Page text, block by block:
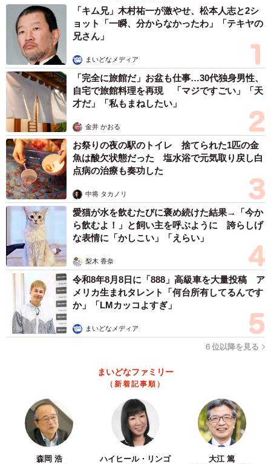
「キム兄」木村祐一が激やせ、松本人志と2シ
ョット「一瞬、分からなかったわ」「テキヤの
兄さん」
まいどなメディア
「完全に旅館だ」お盆も仕事…30代独身男性、
自宅で旅館料理を再現 「マジですごい」「天
才だ」「私もまねしたい」
金井 かおる
お祭りの夜の駅のトイレ 捨てられた1匹の金
魚は酸欠状態だった 塩水浴で元気取り戻し白
点病の治療も奏功した
中将 タカノリ
愛猫が水を飲むたびに褒め続けた結果→「今か
ら飲むよ！」と飼い主を呼ぶように 誇らしげ
な表情に「かしこい」「えらい」
梨木 香奈
令和8年8月8日に「888」高級車を大量投稿 ア
メリカ生まれタレント「何台所有してるんです
か」「LMカッコよすぎ」
まいどなメディア
６位以降を見る
まいどなファミリー
（新着記事順）
森岡 浩 ハイヒール・リンゴ 大江 篤